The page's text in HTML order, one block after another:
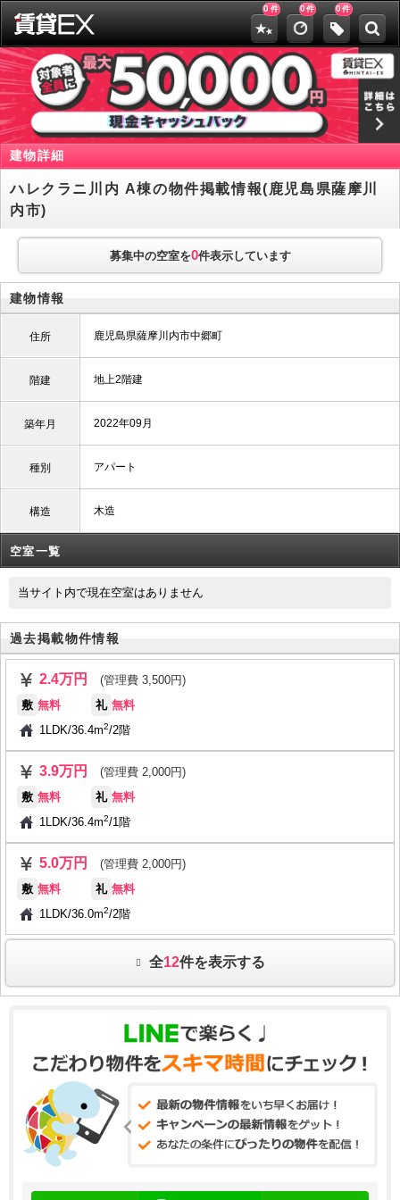
0 件 0件 0件
建物詳細
ハレクラニ川内 A棟の物件掲載情報(鹿児島県薩摩川
内市)
募集中の空室を0件表示しています
建物情報
住所 鹿児島県薩摩川内市中郷町
階建 地上2階建
築年月 2022年09月
種別 アパート
構造 木造
空室一覧
当サイト内で現在空室はありません
過去掲載物件情報
2.4万円
(管理費 3,500円)
敷 無料 礼 無料
1LDK/36.4m2/2階
3.9万円
(管理費 2,000円)
敷 無料 礼 無料
1LDK/36.4m2/1階
5.0万円
(管理費 2,000円)
敷 無料 礼 無料
1LDK/36.0m2/2階
全12件を表示する